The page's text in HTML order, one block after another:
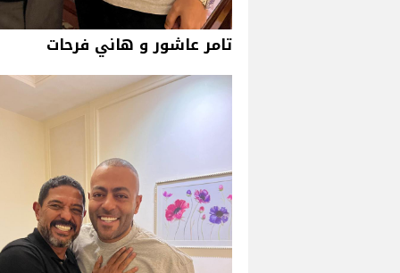
تامر عاشور و هاني فرحات